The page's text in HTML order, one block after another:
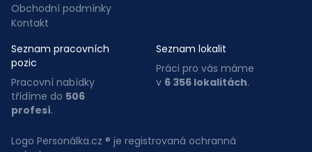
Obchodní podmínky
Kontakt
Seznam pracovních
pozic
Pracovní nabídky
třídíme do 506
profesí.
Seznam lokalit
Práci pro vás máme
v 6 356 lokalitách.
Logo Personálka.cz ® je registrovaná ochranná